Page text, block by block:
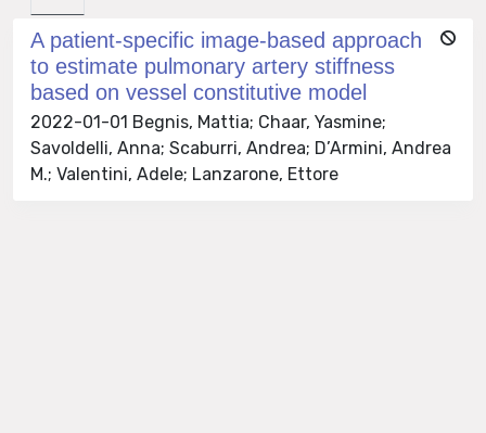
A patient-specific image-based approach
to estimate pulmonary artery stiffness
based on vessel constitutive model
2022-01-01 Begnis, Mattia; Chaar, Yasmine;
Savoldelli, Anna; Scaburri, Andrea; D’Armini, Andrea
M.; Valentini, Adele; Lanzarone, Ettore